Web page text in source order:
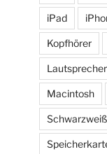
iPad
Kopfhörer
Lautsprecher
Macintosh
Schwarzweiß